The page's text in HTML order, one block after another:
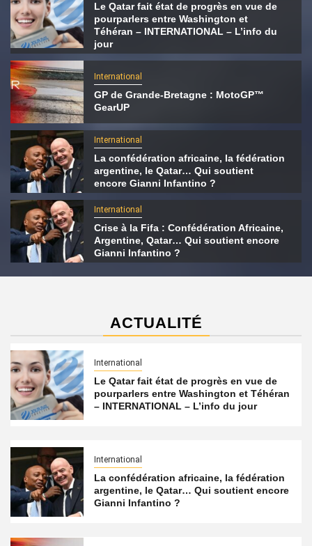
Le Qatar fait état de progrès en vue de
pourparlers entre Washington et
Téhéran – INTERNATIONAL – L’info du
jour
International
GP de Grande-Bretagne : MotoGP™
GearUP
International
La confédération africaine, la fédération
argentine, le Qatar… Qui soutient
encore Gianni Infantino ?
International
Crise à la Fifa : Confédération Africaine,
Argentine, Qatar… Qui soutient encore
Gianni Infantino ?
ACTUALITÉ
International
Le Qatar fait état de progrès en vue de
pourparlers entre Washington et Téhéran
– INTERNATIONAL – L’info du jour
International
La confédération africaine, la fédération
argentine, le Qatar… Qui soutient encore
Gianni Infantino ?